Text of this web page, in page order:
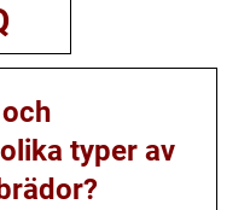
typer av